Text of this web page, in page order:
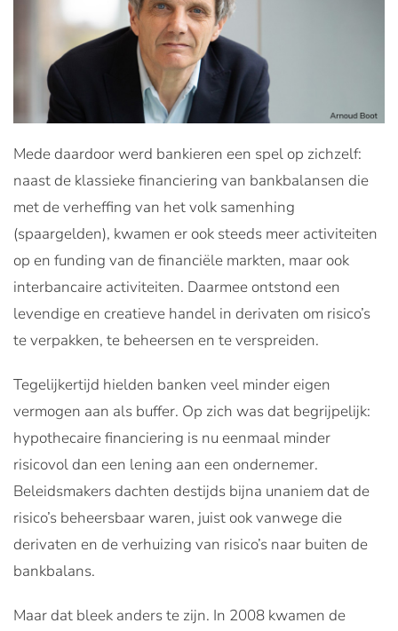
Mede daardoor werd bankieren een spel op zichzelf:
naast de klassieke financiering van bankbalansen die
met de verheffing van het volk samenhing
(spaargelden), kwamen er ook steeds meer activiteiten
op en funding van de financiële markten, maar ook
interbancaire activiteiten. Daarmee ontstond een
levendige en creatieve handel in derivaten om risico’s
te verpakken, te beheersen en te verspreiden.
Tegelijkertijd hielden banken veel minder eigen
vermogen aan als buffer. Op zich was dat begrijpelijk:
hypothecaire financiering is nu eenmaal minder
risicovol dan een lening aan een ondernemer.
Beleidsmakers dachten destijds bijna unaniem dat de
risico’s beheersbaar waren, juist ook vanwege die
derivaten en de verhuizing van risico’s naar buiten de
bankbalans.
Maar dat bleek anders te zijn. In 2008 kwamen de